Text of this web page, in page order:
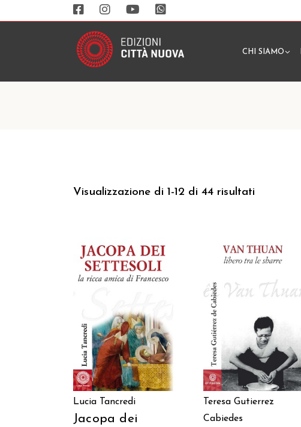
CHI SIAMO
Visualizzazione di 1-12 di 44 risultati
AGGIUNGI AL CARRELLO
Lucia Tancredi
Jacopa dei
AGGIUNGI AL CARRELLO
Teresa Gutierrez
Cabiedes